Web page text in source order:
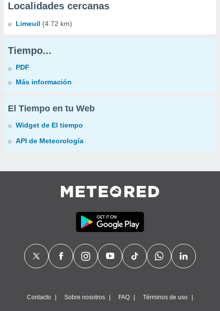
Localidades cercanas
Limeuil (4.72 km)
Tiempo...
PDF
Más información
El Tiempo en tu Web
Widget de El tiempo
API de Meteorología
Contacto Sobre nosotros FAQ Términos de uso